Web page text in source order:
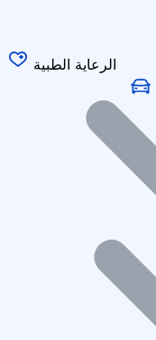
الرعاية الطبية